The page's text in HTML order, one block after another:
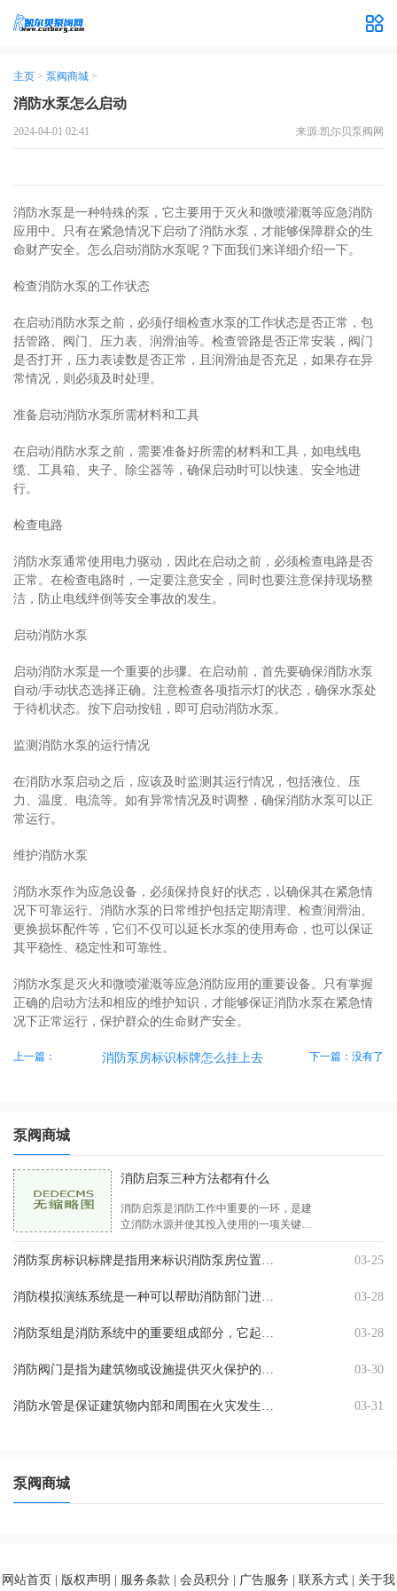
主页 > 泵阀商城 >
消防水泵怎么启动
2024-04-01 02:41 来源:凯尔贝泵阀网
消防水泵是一种特殊的泵，它主要用于灭火和微喷灌溉等应急消防
应用中。只有在紧急情况下启动了消防水泵，才能够保障群众的生
命财产安全。怎么启动消防水泵呢？下面我们来详细介绍一下。
检查消防水泵的工作状态
在启动消防水泵之前，必须仔细检查水泵的工作状态是否正常，包
括管路、阀门、压力表、润滑油等。检查管路是否正常安装，阀门
是否打开，压力表读数是否正常，且润滑油是否充足，如果存在异
常情况，则必须及时处理。
准备启动消防水泵所需材料和工具
在启动消防水泵之前，需要准备好所需的材料和工具，如电线电
缆、工具箱、夹子、除尘器等，确保启动时可以快速、安全地进
行。
检查电路
消防水泵通常使用电力驱动，因此在启动之前，必须检查电路是否
正常。在检查电路时，一定要注意安全，同时也要注意保持现场整
洁，防止电线绊倒等安全事故的发生。
启动消防水泵
启动消防水泵是一个重要的步骤。在启动前，首先要确保消防水泵
自动/手动状态选择正确。注意检查各项指示灯的状态，确保水泵处
于待机状态。按下启动按钮，即可启动消防水泵。
监测消防水泵的运行情况
在消防水泵启动之后，应该及时监测其运行情况，包括液位、压
力、温度、电流等。如有异常情况及时调整，确保消防水泵可以正
常运行。
维护消防水泵
消防水泵作为应急设备，必须保持良好的状态，以确保其在紧急情
况下可靠运行。消防水泵的日常维护包括定期清理、检查润滑油、
更换损坏配件等，它们不仅可以延长水泵的使用寿命，也可以保证
其平稳性、稳定性和可靠性。
消防水泵是灭火和微喷灌溉等应急消防应用的重要设备。只有掌握
正确的启动方法和相应的维护知识，才能够保证消防水泵在紧急情
况下正常运行，保护群众的生命财产安全。
上一篇： 消防泵房标识标牌怎么挂上去 下一篇：没有了
泵阀商城
消防启泵三种方法都有什么
消防启泵是消防工作中重要的一环，是建
立消防水源并使其投入使用的一项关键措
人员提供足够的水源，提高灭火成功率，
消防泵房标识标牌是指用来标识消防泵房位置、功能、类型和管辖单位等信息的标牌。因为消防泵房的作用非常重要，所以标识标牌的设置必不可少，这样可以提高消防泵房的可识别性 03-25
消防模拟演练系统是一种可以帮助消防部门进行火灾模拟演练的技术系统。该系统可以模拟各种不同的火灾场景，包括室内火灾、工业火灾、电器火灾等等。消防模拟演练系统可以模拟 03-28
消防泵组是消防系统中的重要组成部分，它起着灭火救援的关键作用。常规的消防泵组需要经过定期的检查和维护，以确保其正常运转和可靠性。本文将重点介绍消防泵组功能检查的方 03-28
消防阀门是指为建筑物或设施提供灭火保护的关键组成部分。它能切断一栋建筑的水源，防止火势蔓延。消防阀门的种类繁多，每种类型的阀门都标有不同的型号和名称。我们将详细介 03-30
消防水管是保证建筑物内部和周围在火灾发生时能够提供足够的水压和水量的装置。在实施消防安全管理中，消防水管的安装是重中之重，它对于火灾的扑灭亦或是事故的发生有着极其 03-31
泵阀商城
网站首页 | 版权声明 | 服务条款 | 会员积分 | 广告服务 | 联系方式 | 关于我